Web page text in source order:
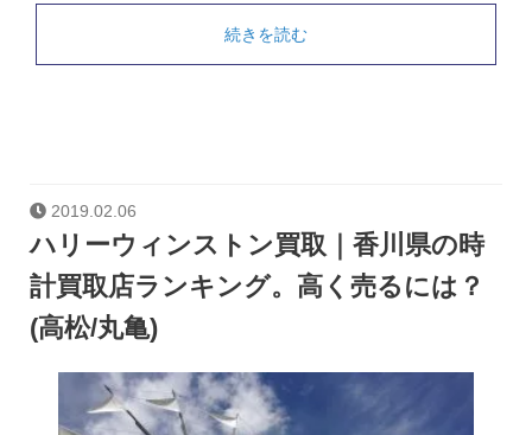
続きを読む
2019.02.06
ハリーウィンストン買取｜香川県の時
計買取店ランキング。高く売るには？
(高松/丸亀)